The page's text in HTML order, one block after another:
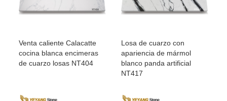
Venta caliente Calacatte
cocina blanca encimeras
de cuarzo losas NT404
Losa de cuarzo con
apariencia de mármol
blanco panda artificial
NT417